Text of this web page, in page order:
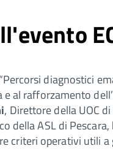
diagnostici
al rafforzamento
, Direttore della UOC
della ASL di
criteri operativi utili